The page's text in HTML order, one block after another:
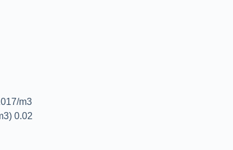
m3
0.02